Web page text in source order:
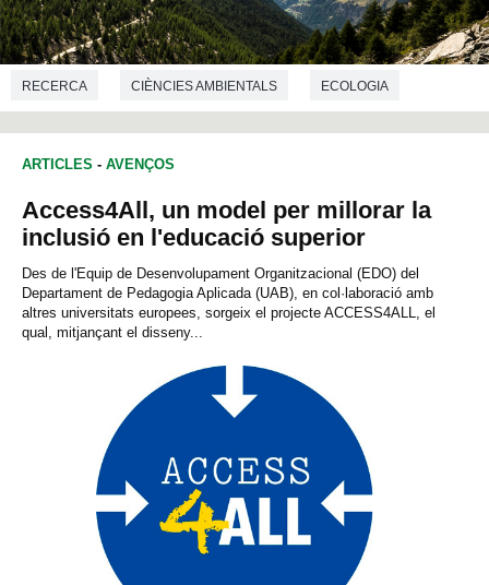
RECERCA CIÈNCIES AMBIENTALS ECOLOGIA
ARTICLES - AVENÇOS
Access4All, un model per millorar la
inclusió en l'educació superior
Des de l'Equip de Desenvolupament Organitzacional (EDO) del
Departament de Pedagogia Aplicada (UAB), en col·laboració amb
altres universitats europees, sorgeix el projecte ACCESS4ALL, el
qual, mitjançant el disseny...